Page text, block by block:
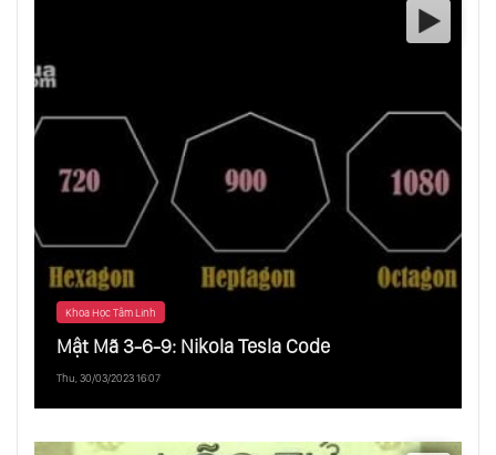
Khoa Học Tâm Linh
Mật Mã 3-6-9: Nikola Tesla Code
Thu, 30/03/2023 16:07